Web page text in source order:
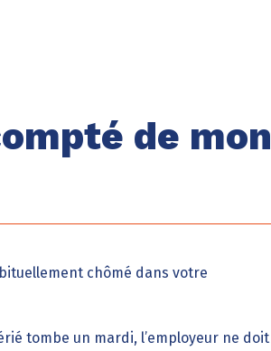
de mon
chômé dans votre
tombe un mardi, l’employeur ne doit